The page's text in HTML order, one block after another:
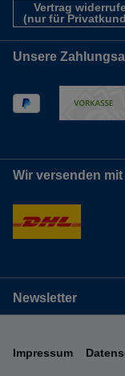
Vertrag
(nur für
Unsere
Wir versenden mit
Newsletter
Impressum